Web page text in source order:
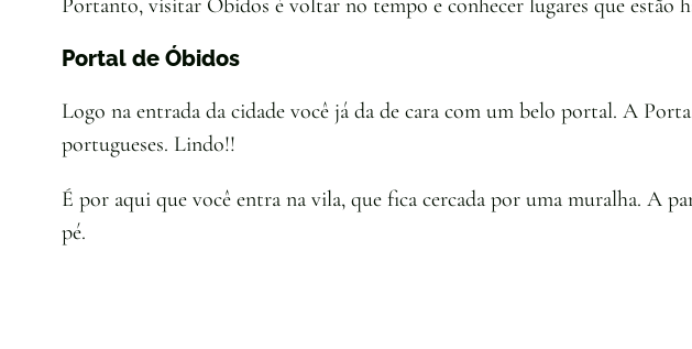
Portanto, visitar Óbidos é voltar no tempo e conhecer lugares que estão
Portal de Óbidos
Logo na entrada da cidade você já da de cara com um belo portal. A
portugueses. Lindo!!
É por aqui que você entra na vila, que fica cercada por uma muralha. A
pé.